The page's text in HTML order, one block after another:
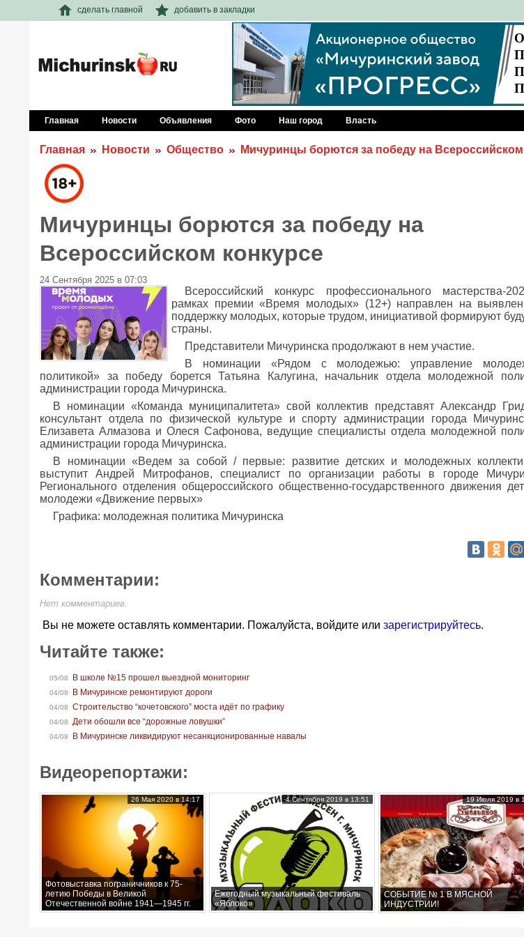
сделать главной добавить в закладки
Главная Новости Объявления Фото Наш город Власть
Главная Новости Общество Мичуринцы борются за победу на Всероссийском
Мичуринцы борются за победу на
Всероссийском конкурсе
24 Сентября 2025 в 07:03
Всероссийский конкурс профессионального мастерства-
рамках премии «Время молодых» (12+) направлен на
поддержку молодых, которые трудом, инициативой формируют
страны.
Представители Мичуринска продолжают в нем участие.
В номинации «Рядом с молодежью: управление
политикой» за победу борется Татьяна Калугина, начальник отдела молодежной
администрации города Мичуринска.
В номинации «Команда муниципалитета» свой коллектив представят Александр
консультант отдела по физической культуре и спорту администрации города
Елизавета Алмазова и Олеся Сафонова, ведущие специалисты отдела молодежной
администрации города Мичуринска.
В номинации «Ведем за собой / первые: развитие детских и молодежных
выступит Андрей Митрофанов, специалист по организации работы в городе
Регионального отделения общероссийского общественно-государственного движения
молодежи «Движение первых»
Графика: молодежная политика Мичуринска
Комментарии:
Нет комментариев.
Вы не можете оставлять комментарии. Пожалуйста, войдите или зарегистрируйтесь.
Читайте также:
05/08 В школе №15 прошел выездной мониторинг
04/08 В Мичуринске ремонтируют дороги
04/08 Строительство “кочетовского” моста идёт по графику
04/08 Дети обошли все “дорожные ловушки”
04/08 В Мичуринске ликвидируют несанкционированные навалы
Видеорепортажи:
Фотовыставка пограничников к 75-
летию Победы в Великой
Отечественной войне 1941—1945 гг.
26 Мая 2020 в 14:17
Ежегодный музыкальный фестиваль
«Яблоко»
4 Сентября 2019 в 13:51
СОБЫТИЕ № 1 В МЯСНОЙ
ИНДУСТРИИ!
19 Июля 2019 в